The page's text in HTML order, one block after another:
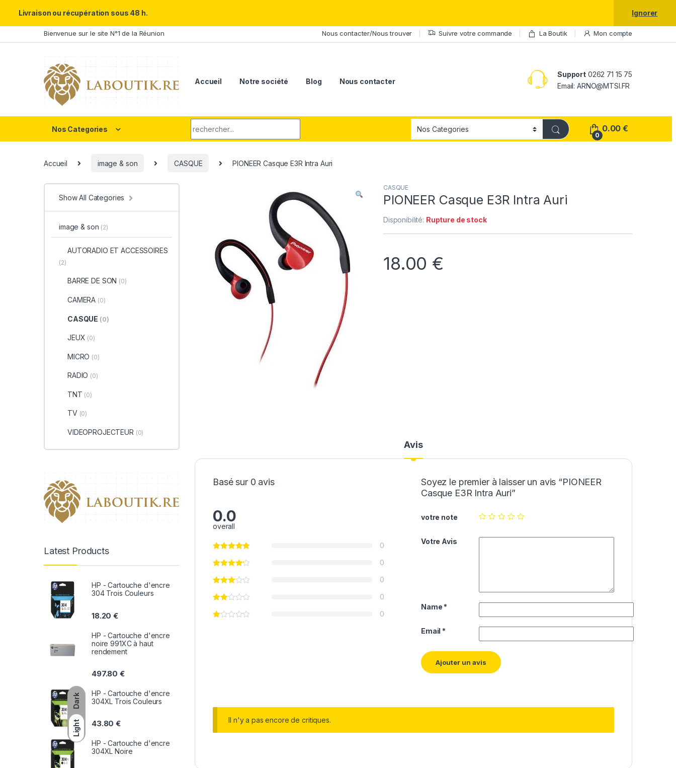
Dark
Light
Skip to navigation
Skip to contentBienvenue sur le site N°1 de la Réunion Nous contacter/Nous trouver Suivre votre commande La Boutik Mon compte
Accueil Notre société Blog Nous contacter
Support0262 71 15 75
Email: ARNO@MTSI.FR
Nos Categories
0
0.00€
Accueil image & son CASQUE PIONEER Casque E3R Intra Auri
CASQUE
PIONEER Casque E3R Intra Auri
Disponibilité: Rupture de stock
18.00 €
Avis
Basé sur 0 avis
0.0
overall
0
0
0
0
0
Soyez le premier à laisser un avis “PIONEER
Casque E3R Intra Auri”
votre note
Votre Avis
Name *
Email *
Il n'y a pas encore de critiques.
Show All Categories
image & son (2)
AUTORADIO ET ACCESSOIRES
(2)
BARRE DE SON (0)
CAMERA (0)
CASQUE (0)
JEUX (0)
MICRO (0)
RADIO (0)
TNT (0)
TV (0)
VIDEOPROJECTEUR (0)
Latest Products
HP - Cartouche d'encre
304 Trois Couleurs
18.20€
HP - Cartouche d'encre
noire 991XC à haut
rendement
497.80€
HP - Cartouche d'encre
304XL Trois Couleurs
43.80€
HP - Cartouche d'encre
304XL Noire
Livraison ou récupération sous 48 h. Ignorer